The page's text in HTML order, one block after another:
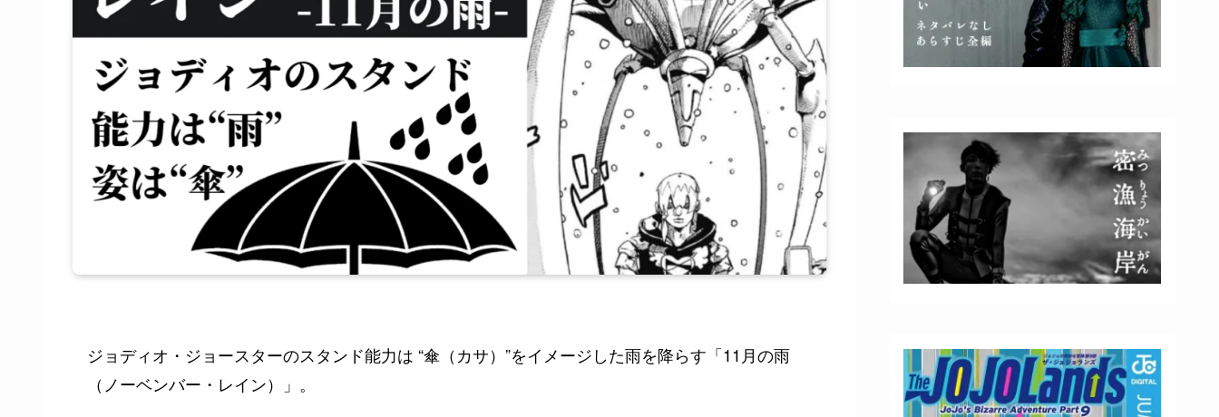
ジョディオ・ジョースターのスタンド能力は “傘（カサ）”をイメージした雨を降らす「11月の雨
（ノーベンバー・レイン）」。